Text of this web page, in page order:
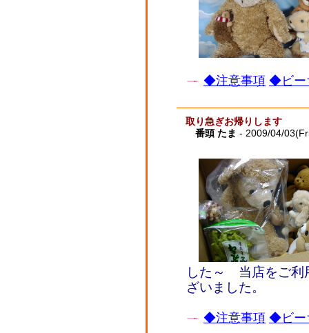
◆注意事項 ◆ビー
取り急ぎお帰りします
番頭 たま - 2009/04/
した～ 当店をご利
ざいました。
◆注意事項 ◆ビー